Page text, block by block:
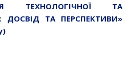
ТЕХНОЛОГІЧНОЇ ТА
ДОСВІД ТА ПЕРСПЕКТИВИ»